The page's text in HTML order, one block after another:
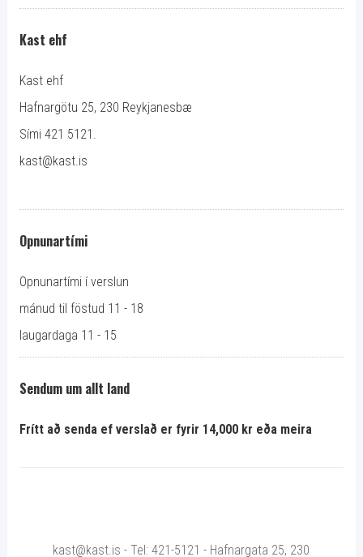
Kast ehf
Kast ehf
Hafnargötu 25, 230 Reykjanesbæ
Sími 421 5121.
kast@kast.is
Opnunartími
Opnunartími í verslun
mánud til föstud 11 - 18
laugardaga 11 - 15
Sendum um allt land
Frítt að senda ef verslað er fyrir 14,000 kr eða meira
kast@kast.is - Tel: 421-5121 - Hafnargata 25, 230